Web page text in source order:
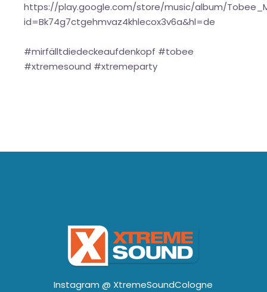
https://play.google.com/store/music/album/
id=Bk74g7ctgehmvaz4khlecox3v6a&hl=de
#mirfälltdiedeckeaufdenkopf #tobee
#xtremesound #xtremeparty
Instagram @ XtremeSoundCologne